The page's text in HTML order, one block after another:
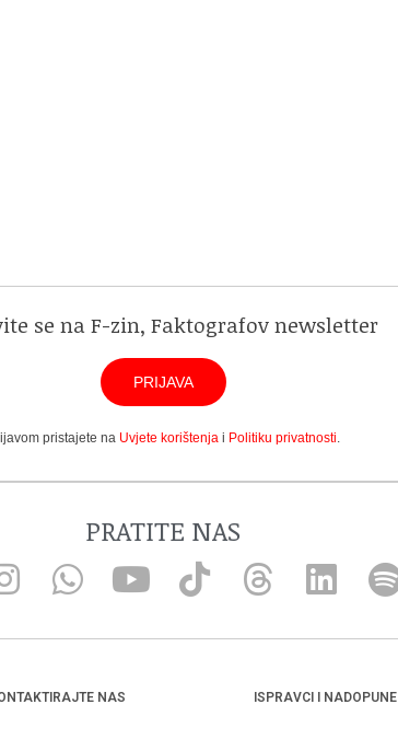
se na F-zin, Faktografov newsletter
PRIJAVA
pristajete na Uvjete korištenjai Politiku privatnosti.
PRATITE NAS
NAS ISPRAVCI I NADOPUNE